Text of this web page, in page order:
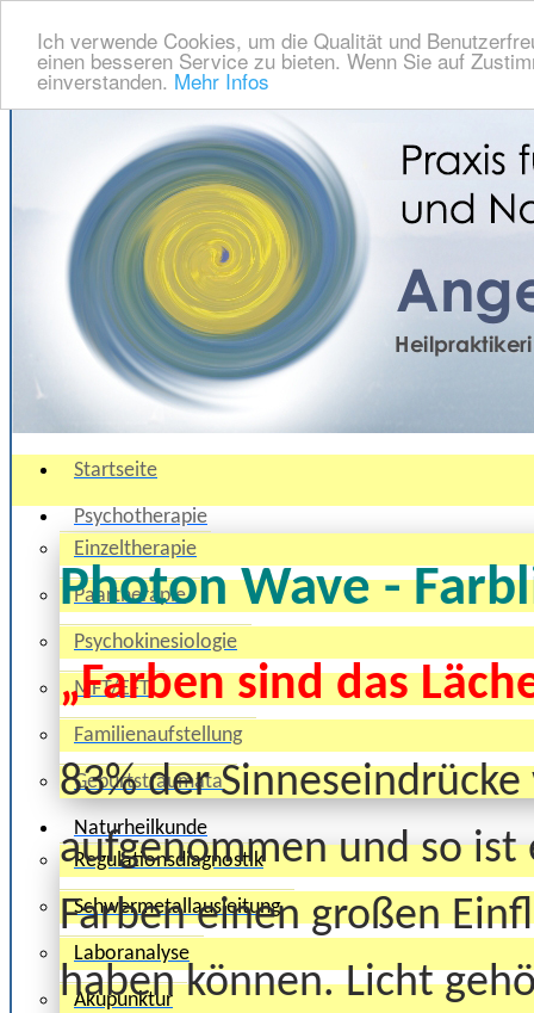
Ich verwende Cookies, um die Qualität und
einen besseren Service zu bieten. Wenn Sie auf
einverstanden. Mehr Infos
Startseite
Psychotherapie
Einzeltherapie
Paartherapie
Psychokinesiologie
MFT/EFT
Familienaufstellung
Geburtstraumata
Naturheilkunde
Regulationsdiagnostik
Schwermetallausleitung
Laboranalyse
Akupunktur
Photon Wave -
„Farben sind das
83% der
aufgenommen und so ist
Farben einen großen
haben können. Licht